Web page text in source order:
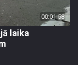
00:01:58
laika